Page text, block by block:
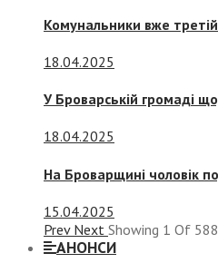
Комунальники вже
18.04.2025
У Броварській громаді
18.04.2025
На Броварщині чоловік
15.04.2025
Prev Next Showing 1 Of 588
АНОНСИ